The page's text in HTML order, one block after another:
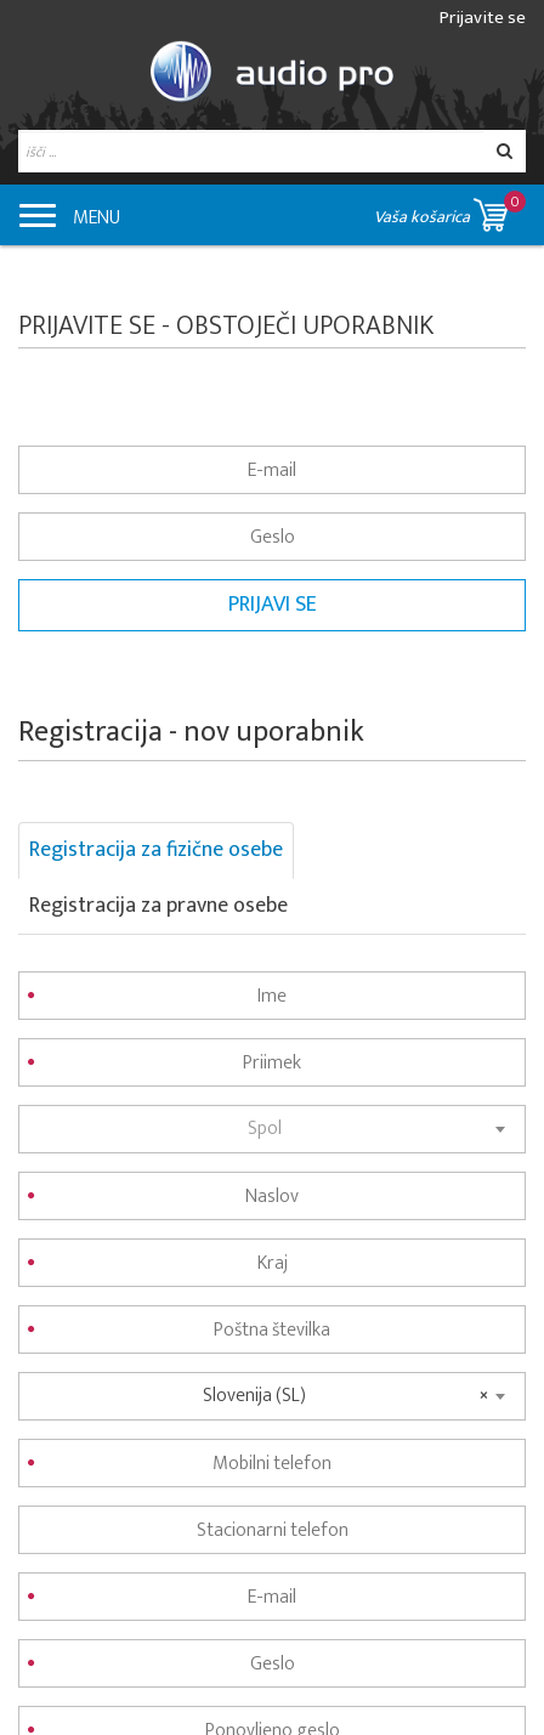
Prijavite se
MENU Vaša košarica
0
PRIJAVITE SE - OBSTOJEČI UPORABNIK
Registracija - nov uporabnik
Registracija za fizične osebe
Registracija za pravne osebe
Spol
×
Slovenija (SL)